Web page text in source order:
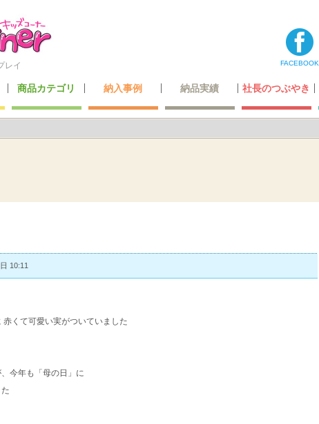
レイ FACEBOOK
わり
ます！
商品カテゴリ 納入事例 納品実績 社長のつぶやき
10:11
赤くて可愛い実がついていました
今年も「母の日」に